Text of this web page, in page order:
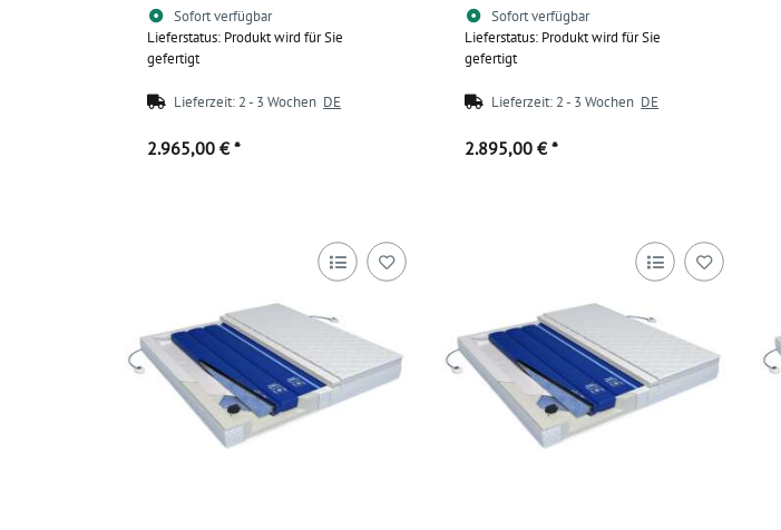
Sofort verfügbar
Lieferstatus: Produkt wird für Sie
gefertigt
Lieferzeit: 2 - 3 Wochen DE
2.965,00 € *
Sofort verfügbar
Lieferstatus: Produkt wird für Sie
gefertigt
Lieferzeit: 2 - 3 Wochen DE
2.895,00 € *